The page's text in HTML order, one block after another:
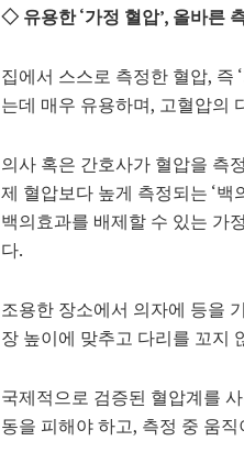
◇ 유용한 ‘가정 혈압’, 올바른
집에서 스스로 측정한 혈압, 즉
는데 매우 유용하며, 고혈압의
의사 혹은 간호사가 혈압을 측
제 혈압보다 높게 측정되는 ‘
백의효과를 배제할 수 있는 가
다.
조용한 장소에서 의자에 등을
장 높이에 맞추고 다리를 꼬지
국제적으로 검증된 혈압계를
동을 피해야 하고, 측정 중 움